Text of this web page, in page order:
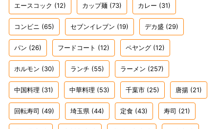
エースコック (12) カップ麺 (73) カレー (31)
コンビニ (65) セブンイレブン (19) デカ盛 (29)
パン (26) フードコート (12) ペヤング (12)
ホルモン (30) ランチ (55) ラーメン (257)
中国料理 (31) 中華料理 (53) 千葉市 (25) 唐揚 (21)
回転寿司 (49) 埼玉県 (44) 定食 (43) 寿司 (21)